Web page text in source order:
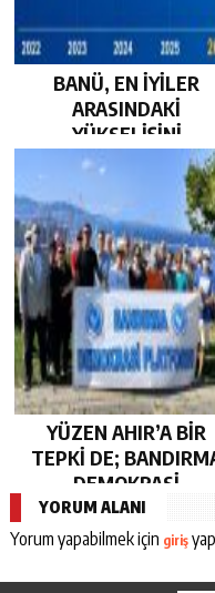
BANÜ, EN İYİLER
ARASINDAKİ
YÜKSELİŞİNİ
SÜRDÜRDÜ…
YÜZEN AHIR’A BİR
TEPKİ DE;
DEMOKRASİ
PLATFORMU’NDAN…
YORUM ALANI
Yorum yapabilmek için giriş